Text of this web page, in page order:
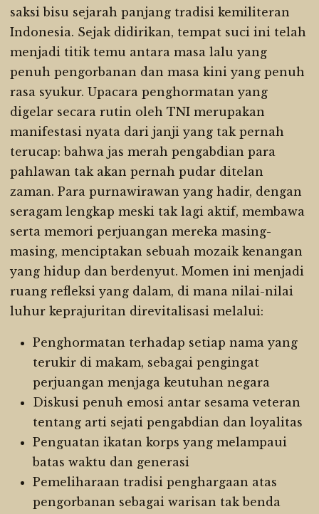
saksi bisu sejarah panjang tradisi kemiliteran
Indonesia. Sejak didirikan, tempat suci ini telah
menjadi titik temu antara masa lalu yang
penuh pengorbanan dan masa kini yang penuh
rasa syukur. Upacara penghormatan yang
digelar secara rutin oleh TNI merupakan
manifestasi nyata dari janji yang tak pernah
terucap: bahwa jas merah pengabdian para
pahlawan tak akan pernah pudar ditelan
zaman. Para purnawirawan yang hadir, dengan
seragam lengkap meski tak lagi aktif, membawa
serta memori perjuangan mereka masing-
masing, menciptakan sebuah mozaik kenangan
yang hidup dan berdenyut. Momen ini menjadi
ruang refleksi yang dalam, di mana nilai-nilai
luhur keprajuritan direvitalisasi melalui:
Penghormatan terhadap setiap nama yang
terukir di makam, sebagai pengingat
perjuangan menjaga keutuhan negara
Diskusi penuh emosi antar sesama veteran
tentang arti sejati pengabdian dan loyalitas
Penguatan ikatan korps yang melampaui
batas waktu dan generasi
Pemeliharaan tradisi penghargaan atas
pengorbanan sebagai warisan tak benda